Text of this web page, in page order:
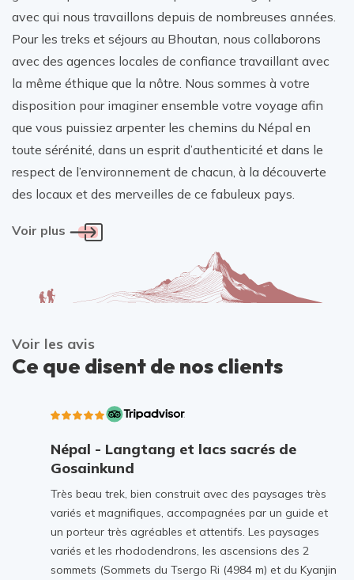
avec qui nous travaillons depuis de nombreuses années.
Pour les treks et séjours au Bhoutan, nous collaborons
avec des agences locales de confiance travaillant avec
la même éthique que la nôtre. Nous sommes à votre
disposition pour imaginer ensemble votre voyage afin
que vous puissiez arpenter les chemins du Népal en
toute sérénité, dans un esprit d’authenticité et dans le
respect de l’environnement de chacun, à la découverte
des locaux et des merveilles de ce fabuleux pays.
Voir plus
Voir les avis
Ce que disent de nos clients
Népal - Langtang et lacs sacrés de
Gosainkund
Très beau trek, bien construit avec des paysages très
variés et magnifiques, accompagnées par un guide et
un porteur très agréables et attentifs. Les paysages
variés et les rhododendrons, les ascensions des 2
sommets (Sommets du Tsergo Ri (4984 m) et du Kyanjin